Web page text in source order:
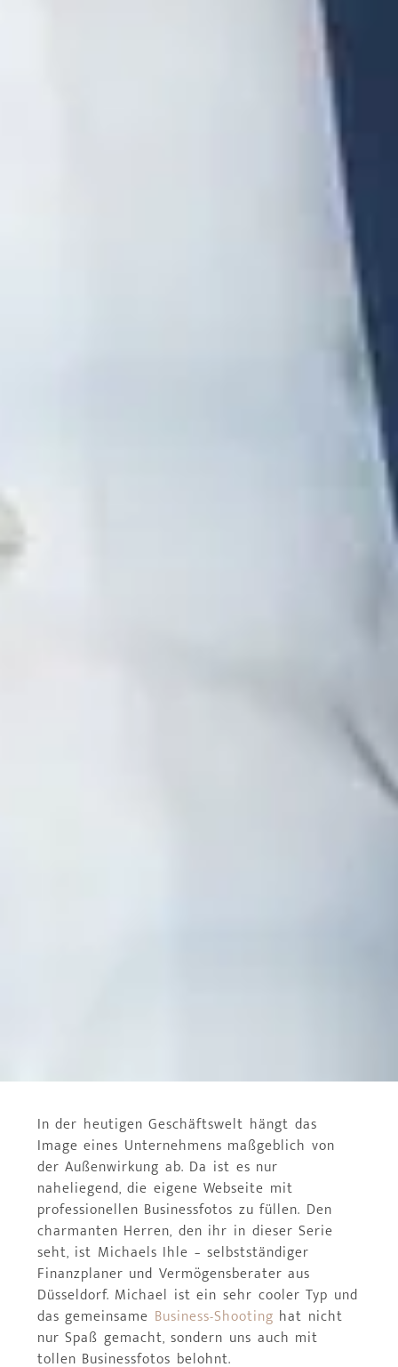
In der heutigen Geschäftswelt hängt das
Image eines Unternehmens maßgeblich von
der Außenwirkung ab. Da ist es nur
naheliegend, die eigene Webseite mit
professionellen Businessfotos zu füllen. Den
charmanten Herren, den ihr in dieser Serie
seht, ist Michaels Ihle – selbstständiger
Finanzplaner und Vermögensberater aus
Düsseldorf. Michael ist ein sehr cooler Typ und
das gemeinsame Business-Shooting hat nicht
nur Spaß gemacht, sondern uns auch mit
tollen Businessfotos belohnt.